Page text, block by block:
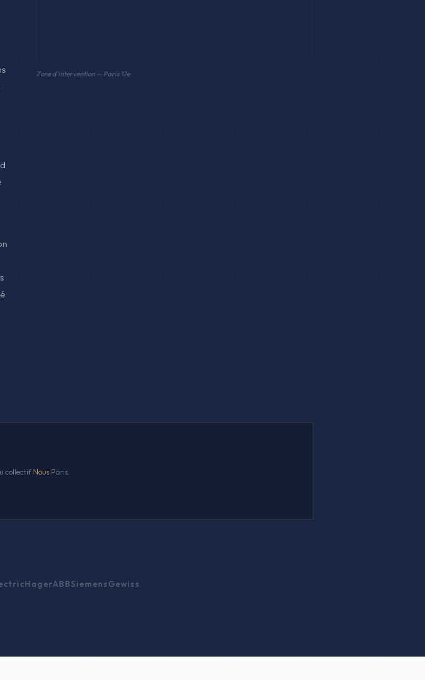
Zone d'intervention — Paris 12e
collectifNous .Paris.
HagerABBSiemensGewiss